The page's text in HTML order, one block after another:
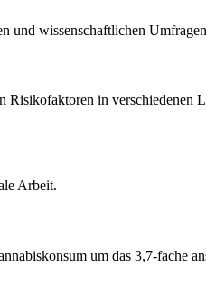
und wissenschaftlichen
in verschiedenen
Arbeit.
um das 3,7-fache